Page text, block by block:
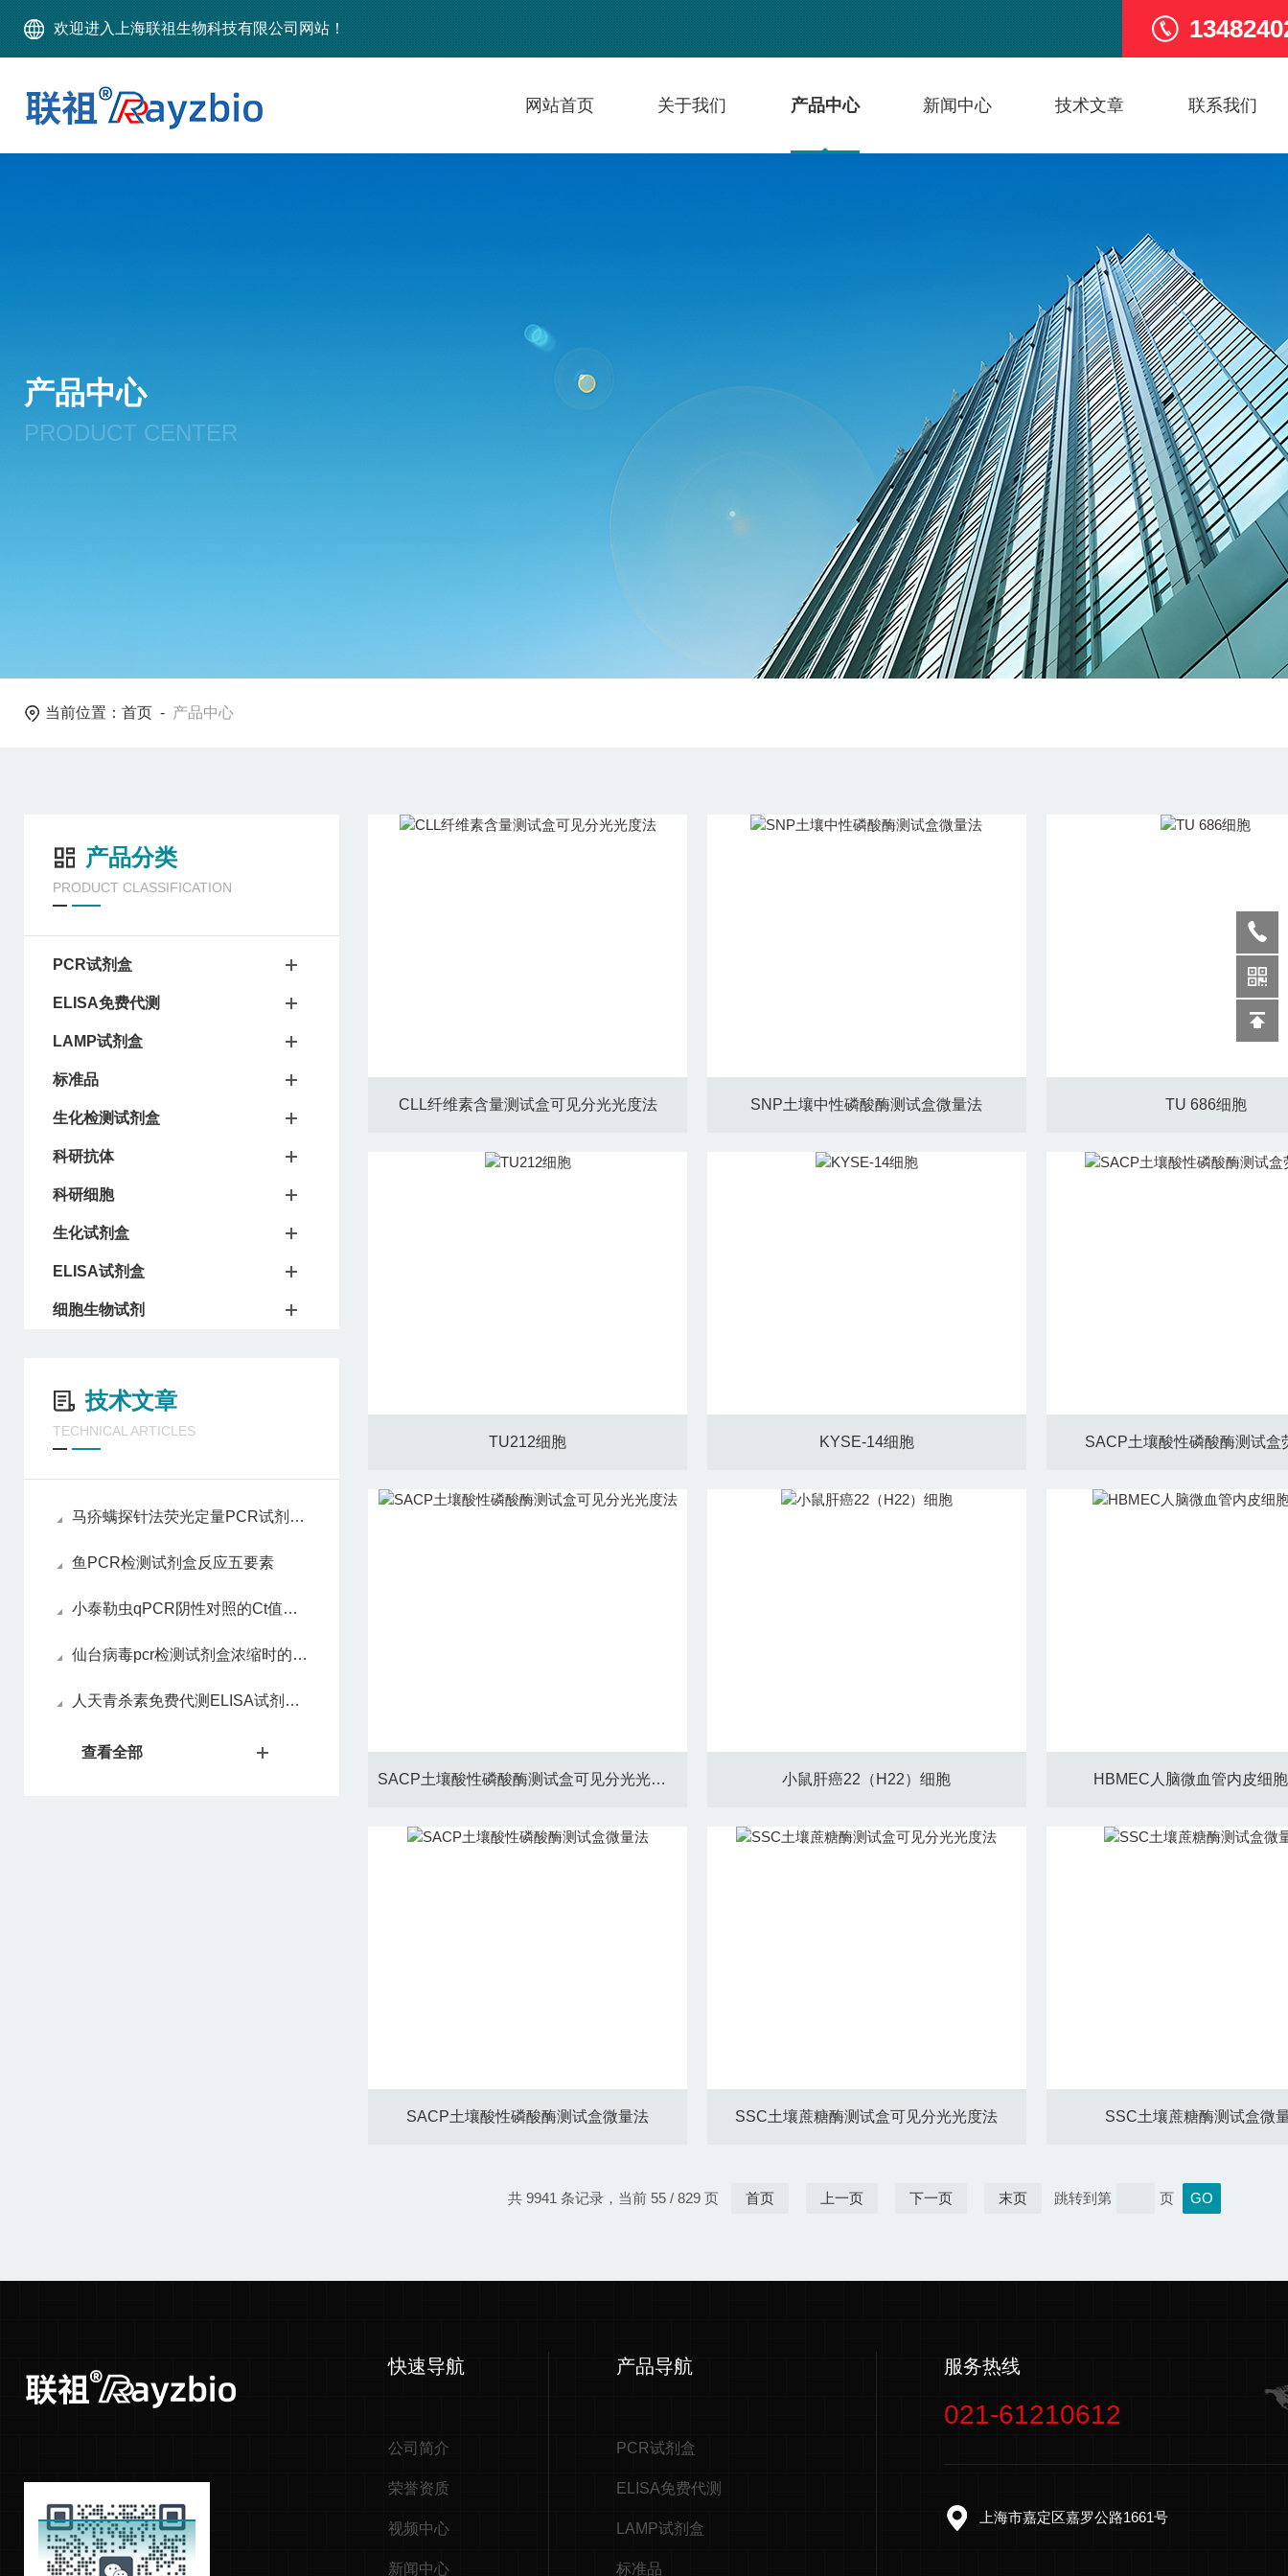
欢迎进入上海联祖生物科技有限公司网站！
网站首页 关于我们 产品中心 新闻中心 技术文章 联系我们
产品中心
PRODUCT CENTER
当前位置： 首页 - 产品中心
产品分类
PRODUCT CLASSIFICATION
PCR试剂盒
ELISA免费代测
LAMP试剂盒
标准品
生化检测试剂盒
科研抗体
科研细胞
生化试剂盒
ELISA试剂盒
细胞生物试剂
技术文章
TECHNICAL ARTICLES
马疥螨探针法荧光定量PCR试剂盒反应五要素
鱼PCR检测试剂盒反应五要素
小泰勒虫qPCR阴性对照的Ct值标准是什么
仙台病毒pcr检测试剂盒浓缩时的相关事项说明
人天青杀素免费代测ELISA试剂盒洗涤方法
查看全部
CLL纤维素含量测试盒可见分光光度法 SNP土壤中性磷酸酶测试盒微量法 TU 686细胞
TU212细胞 KYSE-14细胞 SACP土壤酸性磷酸酶测试盒
SACP土壤酸性磷酸酶测试盒可见分光光度法 小鼠肝癌22（H22）细胞 HBMEC人脑微血管内皮细
SACP土壤酸性磷酸酶测试盒微量法 SSC土壤蔗糖酶测试盒可见分光光度法 SSC土壤蔗糖酶测试盒微
共 9941 条记录，当前 55 / 829 页 首页 上一页 下一页 末页 跳转到第 页
快速导航
公司简介
荣誉资质
视频中心
新闻中心
产品导航
PCR试剂盒
ELISA免费代测
LAMP试剂盒
标准品
服务热线
021-61210612
上海市嘉定区嘉罗公路1661号